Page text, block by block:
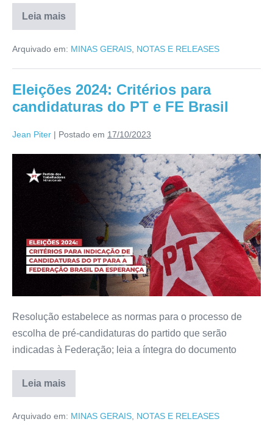
Leia mais
Arquivado em: MINAS GERAIS NOTAS E RELEASES
Eleições 2024: Critérios para
candidaturas do PT e FE Brasil
Jean Piter | Postado em 17/10/2023
Resolução estabelece as normas para o processo de
escolha de pré-candidaturas do partido que serão
indicadas à Federação; leia a íntegra do documento
Leia mais
Arquivado em: MINAS GERAIS NOTAS E RELEASES